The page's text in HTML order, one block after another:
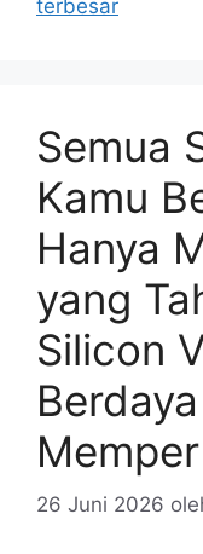
terbesar
Semua
Kamu
Hanya
yang
Silicon
Berdaya
26 Juni 2026